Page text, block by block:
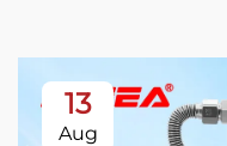
13
Aug